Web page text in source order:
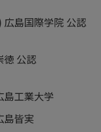
広島国際学院 公認
徳 公認
島工業大学
島皆実